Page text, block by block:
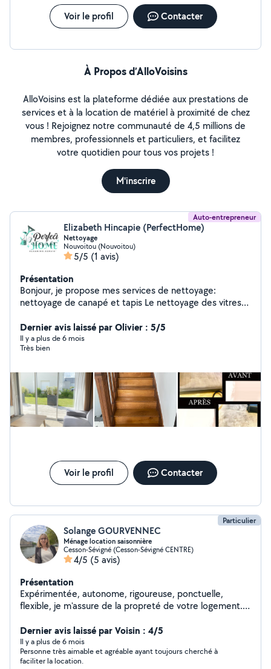
besoins de chaque enfant/bébé. N'hésitez pas à me
recommandations de parents avec qui j'ai déjà travaillé.
Au plaisir de vous rencontrer, et peut-être à bientôt !
Marion
Voir le profil Contacter
À Propos d’AlloVoisins
AlloVoisins est la plateforme dédiée aux prestations de
services et à la location de matériel à proximité de chez
vous ! Rejoignez notre communauté de 4,5 millions de
membres, professionnels et particuliers, et facilitez
votre quotidien pour tous vos projets !
M'inscrire
Auto-entrepreneur
Elizabeth Hincapie (PerfectHome)
Nettoyage
Nouvoitou (Nouvoitou)
5/5 (1 avis)
Présentation
Bonjour, je propose mes services de nettoyage:
nettoyage de canapé et tapis Le nettoyage des vitres
des sols
Dernier avis laissé par Olivier : 5/5
Il y a plus de 6 mois
Très bien
Voir le profil Contacter
Particulier
Solange GOURVENNEC
Ménage location saisonnière
Cesson-Sévigné (Cesson-Sévigné CENTRE)
4/5 (5 avis)
Présentation
Expérimentée, autonome, rigoureuse, ponctuelle,
flexible, je m'assure de la propreté de votre logement.
renseignements. Solange
Dernier avis laissé par Voisin : 4/5
Il y a plus de 6 mois
Personne très aimable et agréable ayant toujours cherché à
faciliter la location.